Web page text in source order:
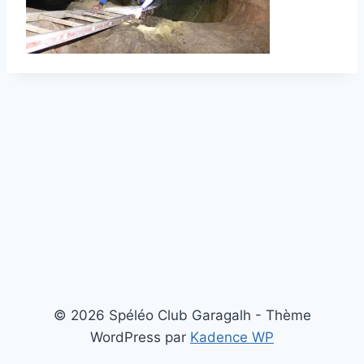
© 2026 Spéléo Club Garagalh - Thème
WordPress par Kadence WP